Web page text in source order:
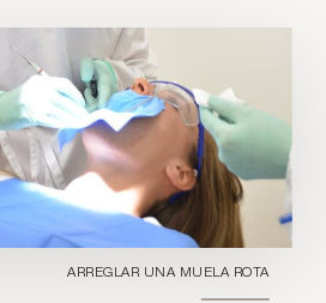
ARREGLAR UNA MUELA ROTA